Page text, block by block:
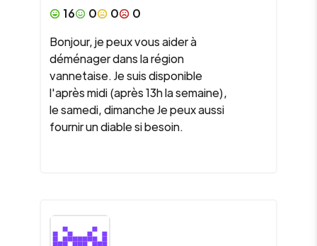
16
0 0
0
Bonjour, je peux vous aider à
déménager dans la région
vannetaise. Je suis disponible
l'après midi (après 13h la semaine),
le samedi, dimanche Je peux aussi
fournir un diable si besoin.